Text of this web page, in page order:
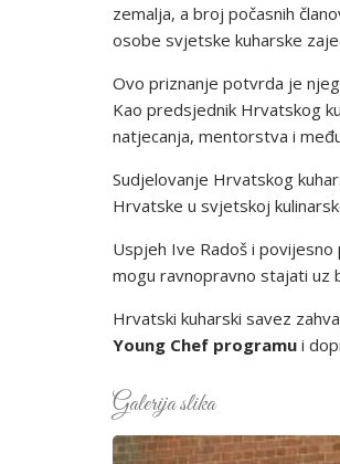
zemalja, a broj počasnih
osobe svjetske kuharske
Ovo priznanje potvrda je
Kao predsjednik Hrvatskog
natjecanja, mentorstva i
Sudjelovanje Hrvatskog
Hrvatske u svjetskoj
Uspjeh Ive Radoš i
mogu ravnopravno stajati uz
Hrvatski kuharski savez
Young Chef programu i
Galerija slika